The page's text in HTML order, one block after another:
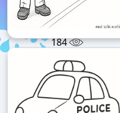
184
«Полицейский возле
патрульной машины»